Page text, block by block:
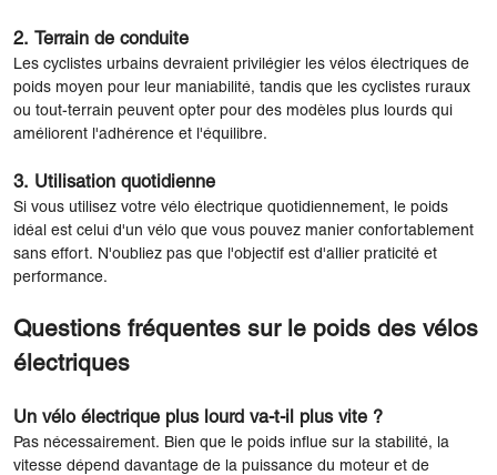
2. Terrain de conduite
Les cyclistes urbains devraient privilégier les vélos électriques de
poids moyen pour leur maniabilité, tandis que les cyclistes ruraux
ou tout-terrain peuvent opter pour des modèles plus lourds qui
améliorent l'adhérence et l'équilibre.
3. Utilisation quotidienne
Si vous utilisez votre vélo électrique quotidiennement, le poids
idéal est celui d'un vélo que vous pouvez manier confortablement
sans effort. N'oubliez pas que l'objectif est d'allier praticité et
performance.
Questions fréquentes sur le poids des vélos
électriques
Un vélo électrique plus lourd va-t-il plus vite ?
Pas nécessairement. Bien que le poids influe sur la stabilité, la
vitesse dépend davantage de la puissance du moteur et de